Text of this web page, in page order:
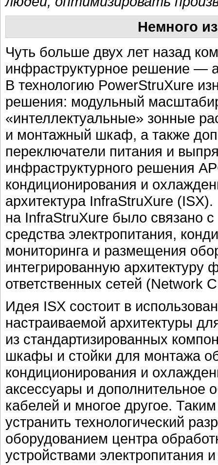
Немного
Чуть больше двух лет назад
инфраструктурное решение —
В технологию PowerStruXure
решения: модульный
«интеллектуальные» зонные
и монтажный шкаф, а также
переключатели питания и
инфраструктурного решения
кондиционирования и
архитектура InfraStruXure
на InfraStruXure было связано
средства электропитания,
мониторинга и размещения
интегрированную архитектуру
ответственных сетей (Network
Идея ISX состоит в
настраиваемой архитектуры
из стандартизированных
шкафы и стойки для монтажа
кондиционирования и
аксессуары и дополнительное
кабелей и многое другое.
устранить технологический
оборудованием центра
устройствами электропитания